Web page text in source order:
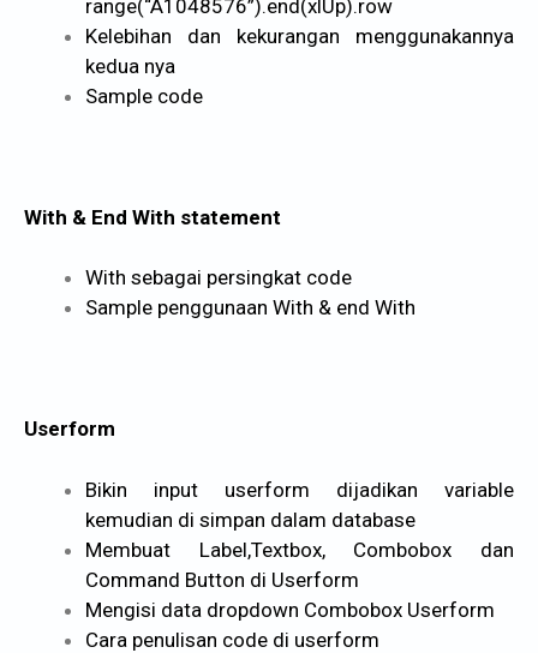
range(“A1048576”).end(xlUp).row
Kelebihan dan kekurangan menggunakannya
kedua nya
Sample code
With & End With statement
With sebagai persingkat code
Sample penggunaan With & end With
Userform
Bikin input userform dijadikan variable
kemudian di simpan dalam database
Membuat Label,Textbox, Combobox dan
Command Button di Userform
Mengisi data dropdown Combobox Userform
Cara penulisan code di userform